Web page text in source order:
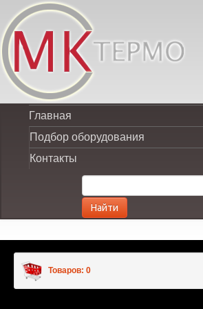
Главная
Подбор оборудования
Контакты
Найти
Товаров: 0